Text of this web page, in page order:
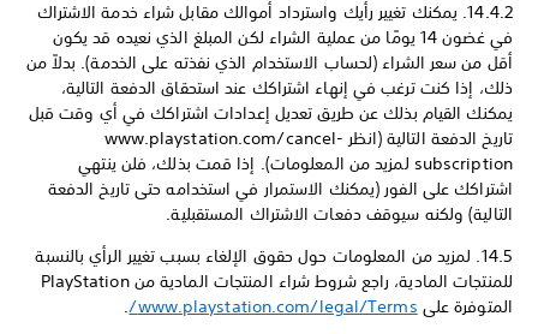
14.4.2. يمكنك تغيير رأيك واسترداد أموالك مقابل شراء خدمة الاشتراك
في غضون 14 يومًا من عملية الشراء لكن المبلغ الذي نعيده قد يكون
أقل من سعر الشراء (لحساب الاستخدام الذي نفذته على الخدمة). بدلاً من
ذلك، إذا كنت ترغب في إنهاء اشتراكك عند استحقاق الدفعة التالية،
يمكنك القيام بذلك عن طريق تعديل إعدادات اشتراكك في أي وقت قبل
تاريخ الدفعة التالية (انظر www.playstation.com/cancel-
subscription لمزيد من المعلومات). إذا قمت بذلك، فلن ينتهي
اشتراكك على الفور (يمكنك الاستمرار في استخدامه حتى تاريخ الدفعة
التالية) ولكنه سيوقف دفعات الاشتراك المستقبلية.
14.5. لمزيد من المعلومات حول حقوق الإلغاء بسبب تغيير الرأي بالنسبة
للمنتجات المادية، راجع شروط شراء المنتجات المادية من PlayStation
المتوفرة على www.playstation.com/legal/Terms/
.